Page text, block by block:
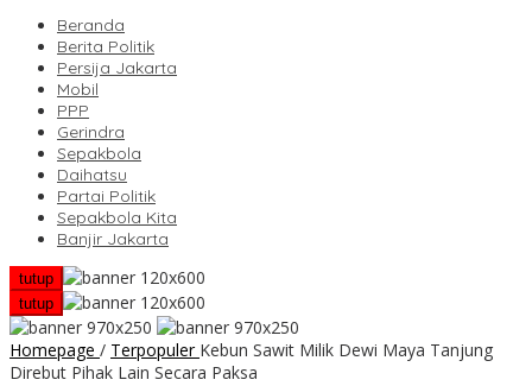
Beranda
Berita Politik
Persija Jakarta
Mobil
PPP
Gerindra
Sepakbola
Daihatsu
Partai Politik
Sepakbola Kita
Banjir Jakarta
tutup
tutup
Homepage / Terpopuler Kebun Sawit Milik Dewi Maya Tanjung
Direbut Pihak Lain Secara Paksa